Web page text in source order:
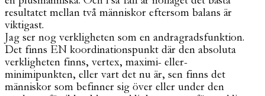
resultatet mellan två människor eftersom balans är
viktigast.
Jag ser nog verkligheten som en andragradsfunktion.
Det finns EN koordinationspunkt där den absoluta
verkligheten finns, vertex, maximi- eller-
minimipunkten, eller vart det nu är, sen finns det
människor som befinner sig över eller under den